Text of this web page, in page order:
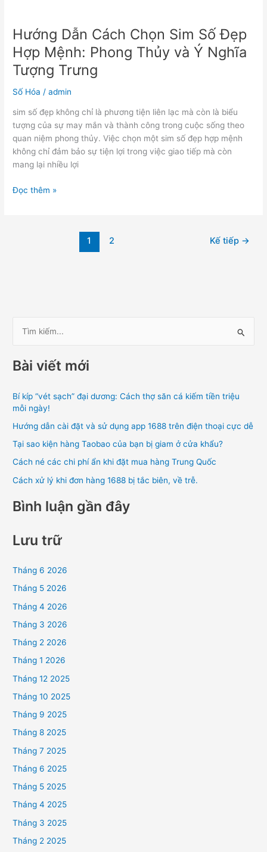
Hướng Dẫn Cách Chọn Sim Số Đẹp
Hợp Mệnh: Phong Thủy và Ý Nghĩa
Tượng Trưng
Số Hóa /admin
sim số đẹp không chỉ là phương tiện liên lạc mà còn là biểu
tượng của sự may mắn và thành công trong cuộc sống theo
quan niệm phong thủy. Việc chọn một sim số đẹp hợp mệnh
không chỉ đảm bảo sự tiện lợi trong việc giao tiếp mà còn
mang lại nhiều lợi
Đọc thêm »
1 2 Kế tiếp →
m
i
ế
m
:
Bài viết mới
Bí kíp “vét sạch” đại dương: Cách thợ săn cá kiếm tiền triệu
mỗi ngày!
Hướng dẫn cài đặt và sử dụng app 1688 trên điện thoại cực dễ
Tại sao kiện hàng Taobao của bạn bị giam ở cửa khẩu?
Cách né các chi phí ẩn khi đặt mua hàng Trung Quốc
Cách xử lý khi đơn hàng 1688 bị tắc biên, về trễ.
Bình luận gần đây
Lưu trữ
Tháng 6 2026
Tháng 5 2026
Tháng 4 2026
Tháng 3 2026
Tháng 2 2026
Tháng 1 2026
Tháng 12 2025
Tháng 10 2025
Tháng 9 2025
Tháng 8 2025
Tháng 7 2025
Tháng 6 2025
Tháng 5 2025
Tháng 4 2025
Tháng 3 2025
Tháng 2 2025